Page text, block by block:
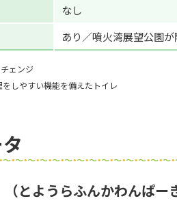
なし
あり／噴火湾展望公園が
ェンジ
しやすい機能を備えたトイレ
とようらふんかわんぱー